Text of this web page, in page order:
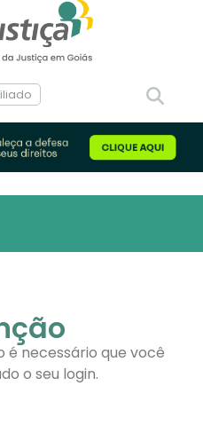
é necessário que você
o seu login.